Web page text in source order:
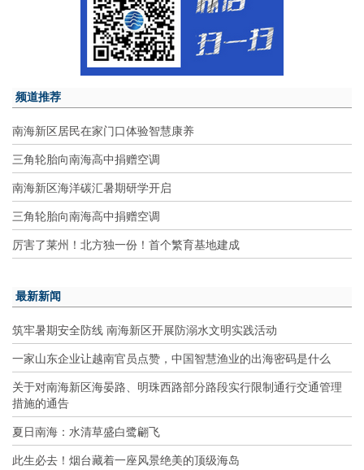
频道推荐
南海新区居民在家门口体验智慧康养
三角轮胎向南海高中捐赠空调
南海新区海洋碳汇暑期研学开启
三角轮胎向南海高中捐赠空调
厉害了莱州！北方独一份！首个繁育基地建成
最新新闻
筑牢暑期安全防线 南海新区开展防溺水文明实践活动
一家山东企业让越南官员点赞，中国智慧渔业的出海密码是什么
关于对南海新区海晏路、明珠西路部分路段实行限制通行交通管理
措施的通告
夏日南海：水清草盛白鹭翩飞
此生必去！烟台藏着一座风景绝美的顶级海岛